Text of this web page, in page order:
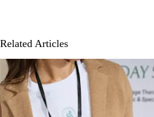
Related Articles